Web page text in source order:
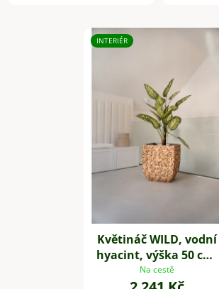
INTERIÉR
Květináč WILD, vodní
hyacint, výška 50 cm,
natur
Na cestě